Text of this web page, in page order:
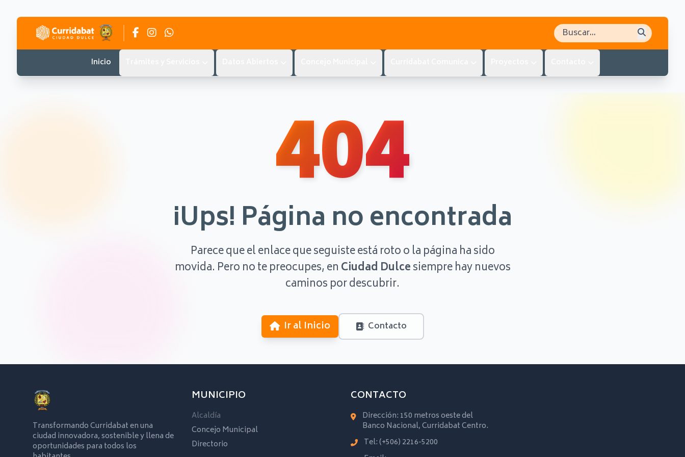
Buscar en el sitio
Inicio
404
¡Ups! Página no encontrada
Parece que el enlace que seguiste está roto o la página ha sido
movida. Pero no te preocupes, en Ciudad Dulcesiempre hay nuevos
caminos por descubrir.
Ir al Inicio Contacto
Transformando Curridabat en una
ciudad innovadora, sostenible y llena de
oportunidades para todos los
MUNICIPIO
Alcaldía
Concejo Municipal
Directorio
CONTACTO
Dirección: 150 metros oeste del
Banco Nacional, Curridabat Centro.
Tel:(+506) 2216-5200